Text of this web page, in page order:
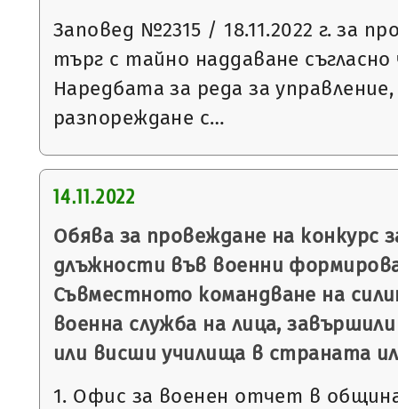
Заповед №2315 / 18.11.2022 г. за
търг с тайно наддаване съгласно
Наредбата за реда за
разпореждане с…
14.11.2022
Обява за провеждане на конкурс
длъжности във военни
Съвместното командване на
военна служба на лица,
или висши училища в страната
1. Офис за военен отчет в